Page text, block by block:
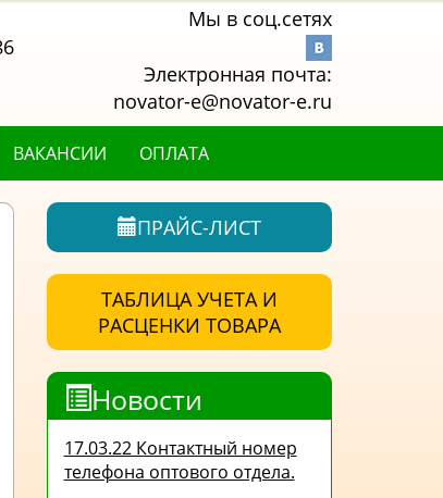
Мы в соц.сетях
Электронная почта:
novator-e@novator-e.ru
ВАКАНСИИ ОПЛАТА
ПРАЙС-ЛИСТ
ТАБЛИЦА УЧЕТА И
РАСЦЕНКИ ТОВАРА
Новости
17.03.22 Контактный номер
телефона оптового отдела.